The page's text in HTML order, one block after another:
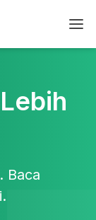
Baca